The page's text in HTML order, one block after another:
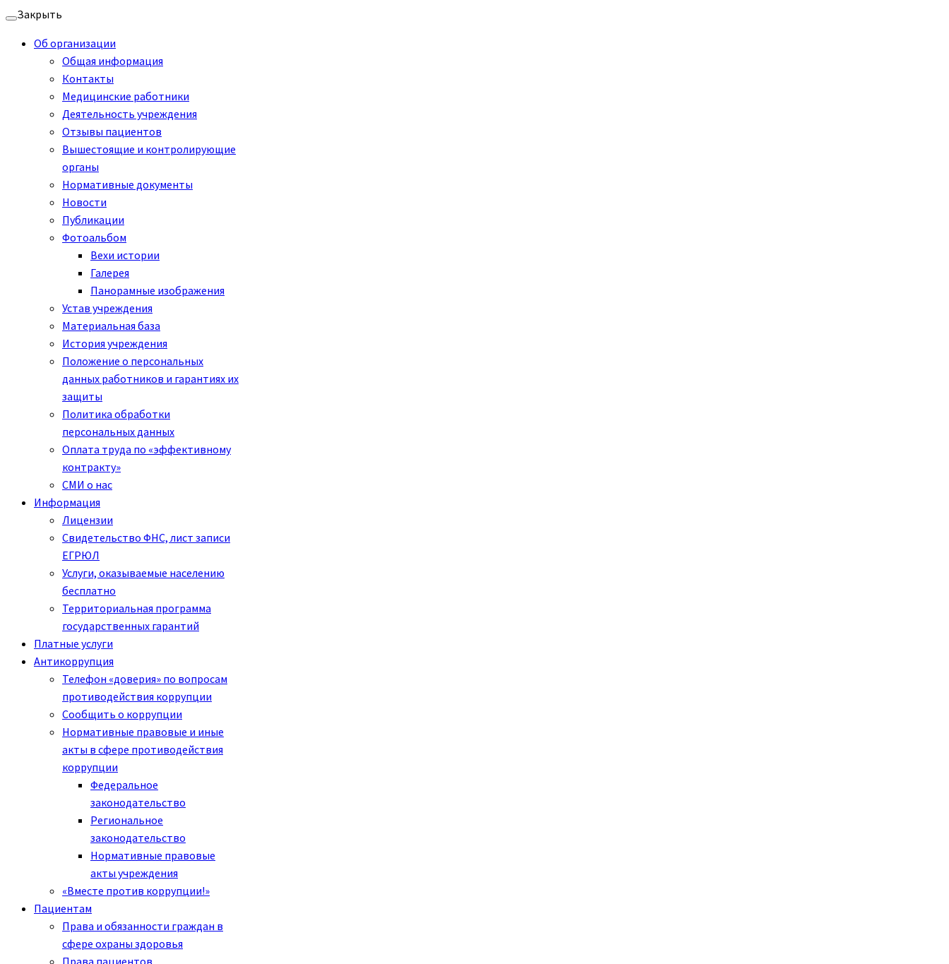
Перейти
содержимому
Закрыть
Об организации
Общая информация
Контакты
Медицинские работники
Деятельность учреждения
Отзывы пациентов
Вышестоящие и контролирующие
органы
Нормативные документы
Новости
Публикации
Фотоальбом
Вехи истории
Галерея
Панорамные изображения
Устав учреждения
Материальная база
История учреждения
Положение о персональных
данных работников и гарантиях их
защиты
Политика обработки
персональных данных
Оплата труда по «эффективному
контракту»
СМИ о нас
Информация
Лицензии
Свидетельство ФНС, лист записи
ЕГРЮЛ
Услуги, оказываемые населению
бесплатно
Территориальная программа
государственных гарантий
Платные услуги
Антикоррупция
Телефон «доверия» по вопросам
противодействия коррупции
Сообщить о коррупции
Нормативные правовые и иные
акты в сфере противодействия
коррупции
Федеральное
законодательство
Региональное
законодательство
Нормативные правовые
акты учреждения
«Вместе против коррупции!»
Пациентам
Права и обязанности граждан в
сфере охраны здоровья
Права пациентов